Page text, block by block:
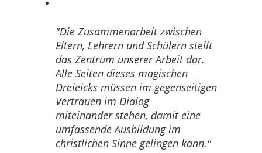
Die Zusammenarbeit zwischen
Eltern, Lehrern und Schülern stellt
das Zentrum unserer Arbeit dar.
Alle Seiten dieses magischen
Dreieicks müssen im gegenseitigen
Vertrauen im Dialog
miteinanderstehen, damit eine
umfassende Ausbildung im
christlichen Sinne gelingen kann.